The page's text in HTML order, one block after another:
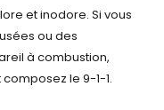
et inodore. Si vous
ou des
à combustion,
le 9-1-1.